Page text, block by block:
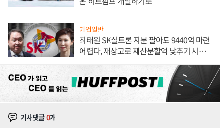
기업일반
최태원 SK실트론 지분 팔아도 9440억 마련
어렵다, 재상고로 재산분할액 낮추기 시도
기사댓글0개